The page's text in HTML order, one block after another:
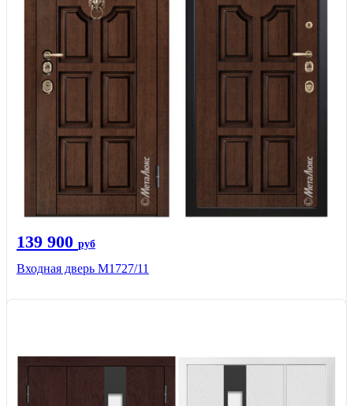
139 900 руб
Входная дверь М1727/11